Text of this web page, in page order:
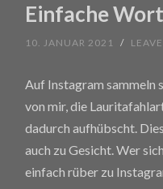
Einfache
10. JANUAR 2021 /
Auf Instagram sammeln
von mir, die
dadurch aufhübscht.
auch zu Gesicht. Wer
einfach rüber zu